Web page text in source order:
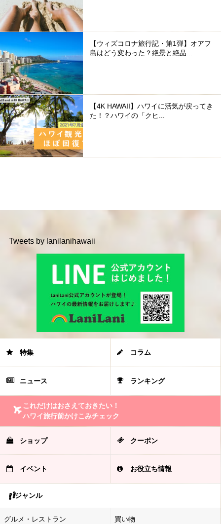
【ウィズコロナ旅行記・第1弾】オアフ
島はどう変わった？絶景と絶品...
【4K HAWAII】ハワイに活気が戻ってき
た！？ハワイの「クヒ...
Tweets by lanilanihawaii
特集 コラム
ニュース ランキング
これだけはおさえておきたい！
ハワイ旅行前かけこみチェック
ショップ クーポン
イベント お役立ち情報
ジャンル
グルメ・レストラン 買い物